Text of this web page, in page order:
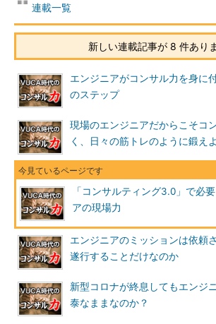
連載一覧
新しい連載記事が 8 件あり
エンジニアがコンサル力を身に
のステップ
現場のエンジニアだからこそコ
く、日々の筋トレのように鍛えよ
「コンサルティング3.0」で必
アの現場力
エンジニアのミッションは依頼
遂行することだけなのか
新型コロナが終息してもエンジ
泰なままなのか？